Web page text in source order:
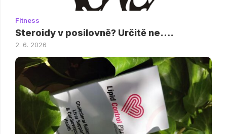
Fitness
Steroidy v posilovně? Určitě ne….
2. 6. 2026